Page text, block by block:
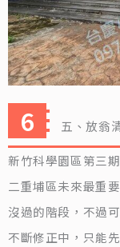
五、放翁
新竹科學園區第三
二重埔區未來最重
沒過的階段，不過
不斷修正中，只能